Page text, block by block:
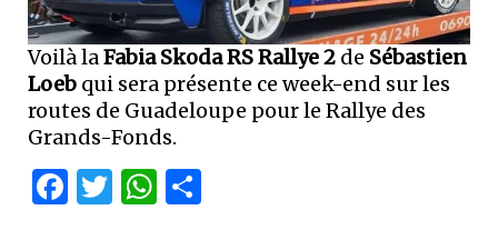
Voilà la Fabia Skoda RS Rallye 2 de Sébastien
Loeb qui sera présente ce week-end sur les
routes de Guadeloupe pour le Rallye des
Grands-Fonds.
Facebook
Twitter
WhatsApp